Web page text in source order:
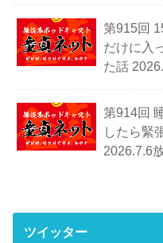
第915回
だけに入
た話
第914回
したら緊
2026.7.6
ツイッター